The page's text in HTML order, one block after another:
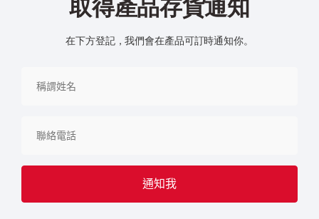
取得產品存貨通知
在下方登記，我們會在產品可訂時通知你。